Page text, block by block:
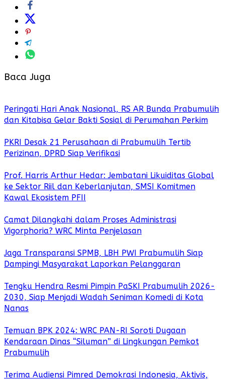
Baca Juga
Peringati Hari Anak Nasional, RS AR Bunda Prabumulih
dan Kitabisa Gelar Bakti Sosial di Perumahan Perkim
PKRI Desak 21 Perusahaan di Prabumulih Tertib
Perizinan, DPRD Siap Verifikasi
Prof. Harris Arthur Hedar: Jembatani Likuiditas Global
ke Sektor Riil dan Keberlanjutan, SMSI Komitmen
Kawal Ekosistem PFII
Camat Dilangkahi dalam Proses Administrasi
Vigorphoria? WRC Minta Penjelasan
Jaga Transparansi SPMB, LBH PWI Prabumulih Siap
Dampingi Masyarakat Laporkan Pelanggaran
Tengku Hendra Resmi Pimpin PaSKI Prabumulih 2026-
2030, Siap Menjadi Wadah Seniman Komedi di Kota
Nanas
Temuan BPK 2024: WRC PAN-RI Soroti Dugaan
Kendaraan Dinas “Siluman” di Lingkungan Pemkot
Prabumulih
Terima Audiensi Pimred Demokrasi Indonesia, Aktivis,